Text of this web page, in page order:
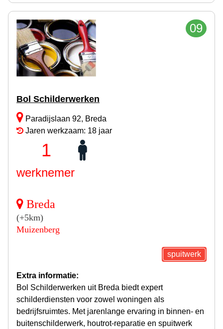
09
Bol Schilderwerken
Paradijslaan 92, Breda
Jaren werkzaam: 18 jaar
1
werknemer
Breda
(+5km)
Muizenberg
spuitwerk
Extra informatie:
Bol Schilderwerken uit Breda biedt expert
schilderdiensten voor zowel woningen als
bedrijfsruimtes. Met jarenlange ervaring in binnen- en
buitenschilderwerk, houtrot-reparatie en spuitwerk